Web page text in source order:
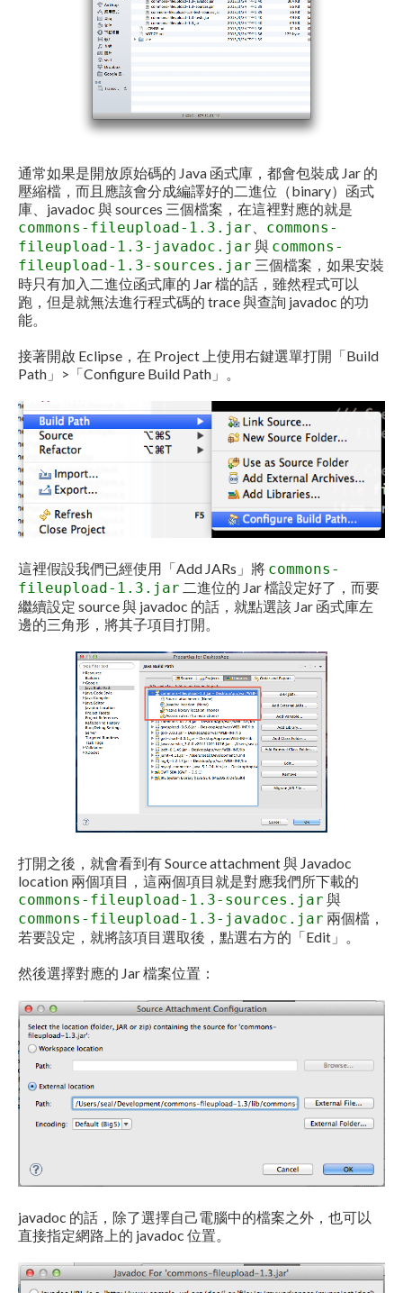
通常如果是開放原始碼的 Java 函式庫，都會包裝成 Jar 的
壓縮檔，而且應該會分成編譯好的二進位（binary）函式
庫、javadoc 與 sources 三個檔案，在這裡對應的就是
commons-fileupload-1.3.jar
commons-
fileupload-1.3-javadoc.jar 與 commons-
fileupload-1.3-sources.jar 三個檔案，如果安裝
時只有加入二進位函式庫的 Jar 檔的話，雖然程式可以
跑，但是就無法進行程式碼的 trace 與查詢 javadoc 的功
能。
接著開啟 Eclipse，在 Project 上使用右鍵選單打開「Build
Path」>「Configure Build Path」。
這裡假設我們已經使用「Add JARs」將 commons-
fileupload-1.3.jar 二進位的 Jar 檔設定好了，而要
繼續設定 source 與 javadoc 的話，就點選該 Jar 函式庫左
邊的三角形，將其子項目打開。
打開之後，就會看到有 Source attachment 與 Javadoc
location 兩個項目，這兩個項目就是對應我們所下載的
commons-fileupload-1.3-sources.jar 與
commons-fileupload-1.3-javadoc.jar 兩個檔，
若要設定，就將該項目選取後，點選右方的「Edit」。
然後選擇對應的 Jar 檔案位置：
javadoc 的話，除了選擇自己電腦中的檔案之外，也可以
直接指定網路上的 javadoc 位置。